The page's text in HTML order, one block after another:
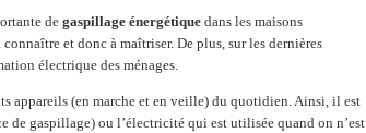
de gaspillage énergétique dans les maisons
et donc à maîtriser. De plus, sur les dernières
électrique des ménages.
appareils (en marche et en veille) du quotidien. Ainsi, il est
de gaspillage) ou l’électricité qui est utilisée quand on n’est